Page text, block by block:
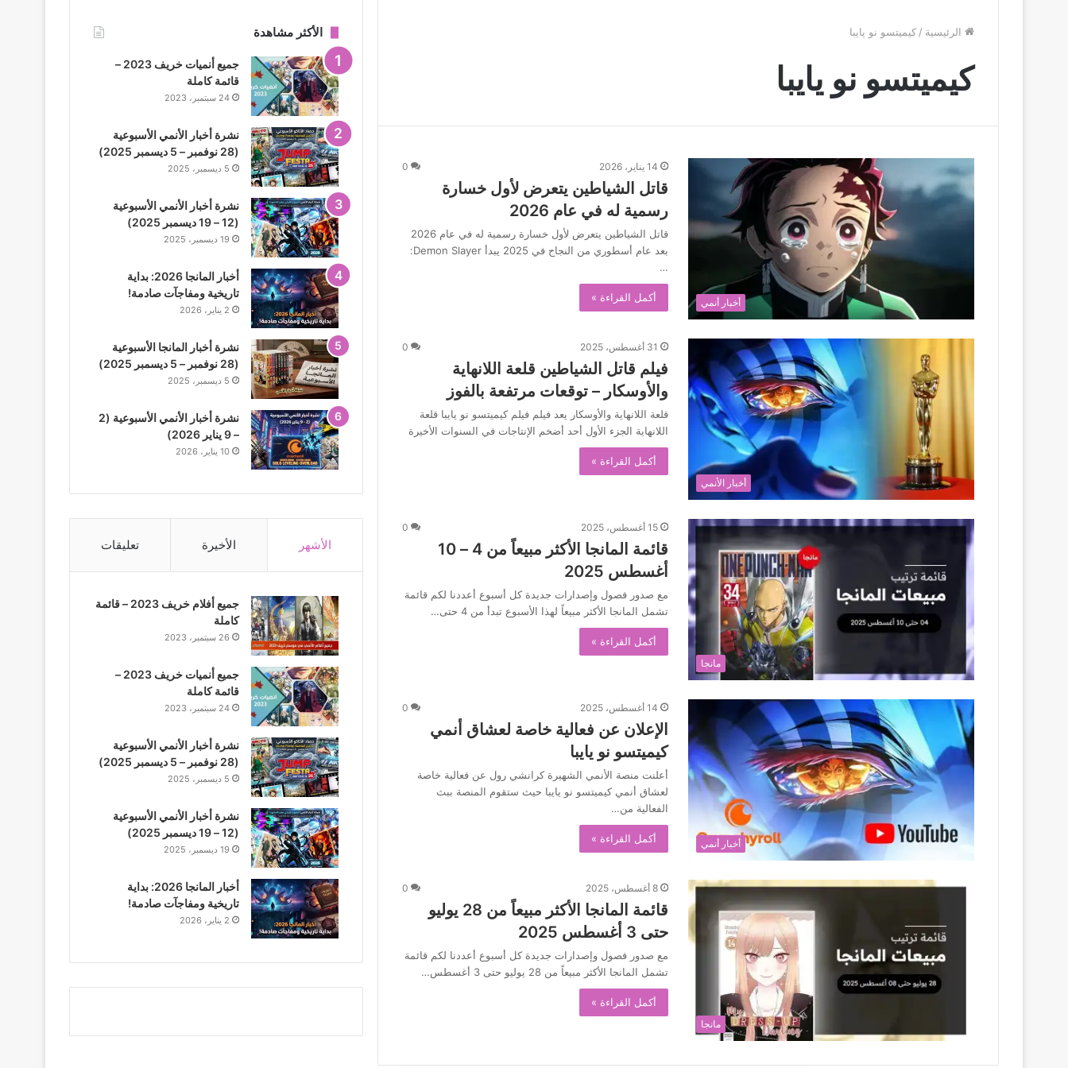
الرئيسية / كيميتسو نو يايبا
كيميتسو نو يايبا
أخبار أنمي
14 يناير، 2026 0
قاتل الشياطين يتعرض لأول خسارة
رسمية له في عام 2026
قاتل الشياطين يتعرض لأول خسارة رسمية له في عام 2026
بعد عام أسطوري من النجاح في 2025 يبدأ Demon Slayer:
…
أكمل القراءة »
أخبار الأنمي
31 أغسطس، 2025 0
فيلم قاتل الشياطين قلعة اللانهاية
والأوسكار – توقعات مرتفعة بالفوز
قلعة اللانهاية والأوسكار يعد فيلم فيلم كيميتسو نو يايبا قلعة
اللانهاية الجزء الأول أحد أضخم الإنتاجات في السنوات الأخيرة
أكمل القراءة »
مانجا
15 أغسطس، 2025 0
قائمة المانجا الأكثر مبيعاً من 4 – 10
أغسطس 2025
مع صدور فصول وإصدارات جديدة كل أسبوع أعددنا لكم قائمة
تشمل المانجا الأكثر مبيعاً لهذا الأسبوع تبدأ من 4 حتى…
أكمل القراءة »
أخبار أنمي
14 أغسطس، 2025 0
الإعلان عن فعالية خاصة لعشاق أنمي
كيميتسو نو يايبا
أعلنت منصة الأنمي الشهيرة كرانشي رول عن فعالية خاصة
لعشاق أنمي كيميتسو نو يايبا حيث ستقوم المنصة ببث
الفعالية من…
أكمل القراءة »
مانجا
8 أغسطس، 2025 0
قائمة المانجا الأكثر مبيعاً من 28 يوليو
حتى 3 أغسطس 2025
مع صدور فصول وإصدارات جديدة كل أسبوع أعددنا لكم قائمة
تشمل المانجا الأكثر مبيعاً من 28 يوليو حتى 3 أغسطس…
أكمل القراءة »
الأكثر مشاهدة
جميع أنميات خريف 2023 –
قائمة كاملة
24 سبتمبر، 2023
نشرة أخبار الأنمي الأسبوعية
(28 نوفمبر – 5 ديسمبر 2025)
5 ديسمبر، 2025
نشرة أخبار الأنمي الأسبوعية
(12 – 19 ديسمبر 2025)
19 ديسمبر، 2025
أخبار المانجا 2026: بداية
تاريخية ومفاجآت صادمة!
2 يناير، 2026
نشرة أخبار المانجا الأسبوعية
(28 نوفمبر – 5 ديسمبر 2025)
5 ديسمبر، 2025
نشرة أخبار الأنمي الأسبوعية (2
– 9 يناير 2026)
10 يناير، 2026
الأشهر الأخيرة تعليقات
جميع أفلام خريف 2023 – قائمة
كاملة
26 سبتمبر، 2023
جميع أنميات خريف 2023 –
قائمة كاملة
24 سبتمبر، 2023
نشرة أخبار الأنمي الأسبوعية
(28 نوفمبر – 5 ديسمبر 2025)
5 ديسمبر، 2025
نشرة أخبار الأنمي الأسبوعية
(12 – 19 ديسمبر 2025)
19 ديسمبر، 2025
أخبار المانجا 2026: بداية
تاريخية ومفاجآت صادمة!
2 يناير، 2026